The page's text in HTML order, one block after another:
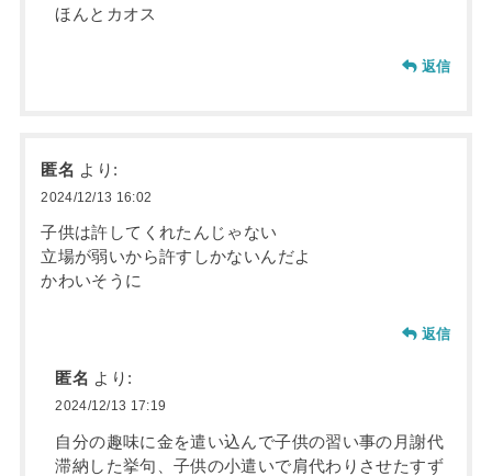
ほんとカオス
返信
匿名 より:
2024/12/13 16:02
子供は許してくれたんじゃない
立場が弱いから許すしかないんだよ
かわいそうに
返信
匿名 より:
2024/12/13 17:19
自分の趣味に金を遣い込んで子供の習い事の月謝代
滞納した挙句、子供の小遣いで肩代わりさせたすず